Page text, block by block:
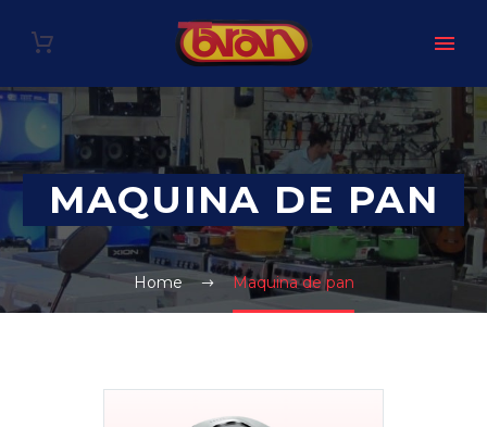
MAQUINA DE PAN
Home Maquina de pan